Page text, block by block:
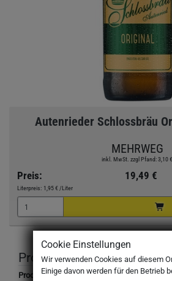
Autenrieder Schlossbräu
MEHRWEG
inkl. MwSt. zzgl Pfand: 3,10 €
Preis: 19,49 €
Literpreis: 1,95 € /Liter
Produktbeschreibung
Produktbezeichnung:
Cookie Einstellungen
Wir verwenden Cookies auf diesem
Einige davon werden für den Betrieb